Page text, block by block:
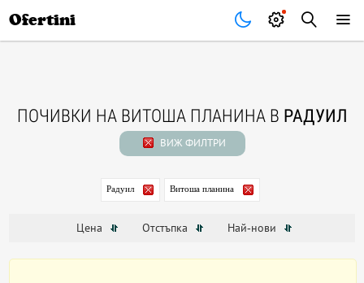
Ofertini
ПОЧИВКИ НА ВИТОША ПЛАНИНА В РАДУИЛ
ВИЖ ФИЛТРИ
Радуил Витоша планина
Цена Отстъпка Най-нови